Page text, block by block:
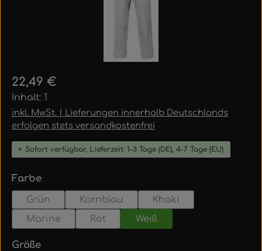
Regulärer Preis:
22,49 €
Inhalt: 1
inkl. MwSt. | Lieferungen innerhalb Deutschlands
erfolgen stets versandkostenfrei
Sofort verfügbar, Lieferzeit: 1-3 Tage (DE), 4-7 Tage (EU)
Farbeauswählen
Grün Kornblau
Khaki
Marine
Rot Weiß
Größeauswählen